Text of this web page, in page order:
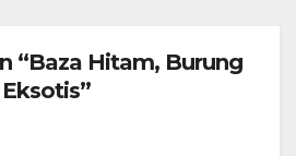
“Baza Hitam, Burung